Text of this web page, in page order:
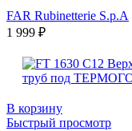
FAR Rubinetterie S.p.A
1 999 ₽
В корзину
Быстрый просмотр